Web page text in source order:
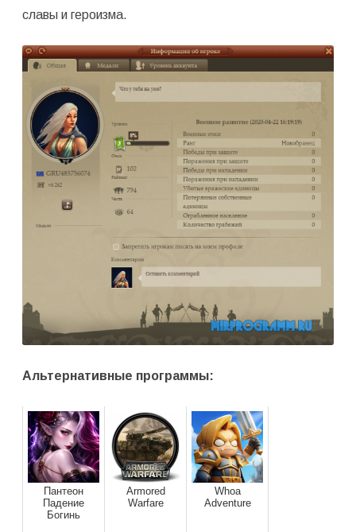
славы и героизма.
Альтернативные программы:
Пантеон
Падение
Богинь
Armored
Warfare
Whoa
Adventure